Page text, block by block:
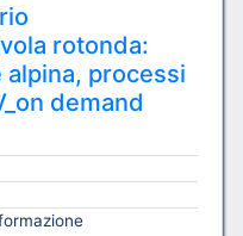
rotonda:
processi
demand